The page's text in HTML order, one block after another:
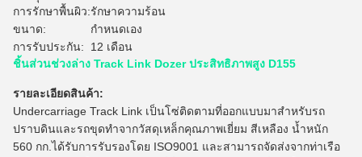
การรักษาพื้นผิว:รักษาความร้อน
ขนาด:
กำหนดเอง
การรับประกัน:
12 เดือน
ชิ้นส่วนช่วงล่าง Track Link Dozer ประสิทธิภาพสูง D155
รายละเอียดสินค้า:
Undercarriage Track Link เป็นโซ่ติดตามที่ออกแบบมาสำหรับรถ
ปราบดินและรถขุดทำจากวัสดุเหล็กคุณภาพเยี่ยม สีเหลือง น้ำหนัก
560 กก.ได้รับการรับรองโดย ISO9001 และสามารถจัดส่งจากท่าเรือ